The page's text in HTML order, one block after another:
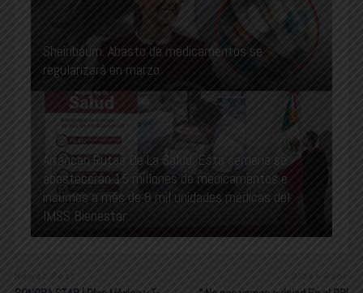
Sheinbaum: Abasto de medicamentos se
regularizará en marzo
Arrancan Rutas De La Salud: Esta semana se
abastecerán 15 millones de medicamentos e
insumos a más de 8 mil unidades médicas del
IMSS Bienestar
Newer Post Older Post